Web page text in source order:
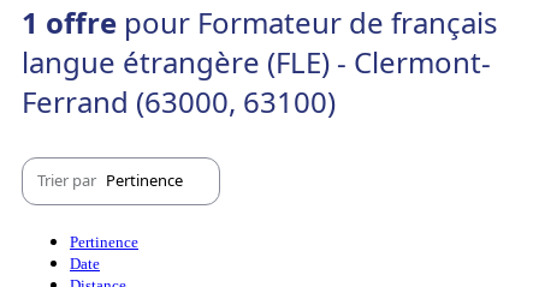
1 offre pour Formateur de français
langue étrangère (FLE) - Clermont-
Ferrand (63000, 63100)
Trier par Pertinence
Pertinence
Date